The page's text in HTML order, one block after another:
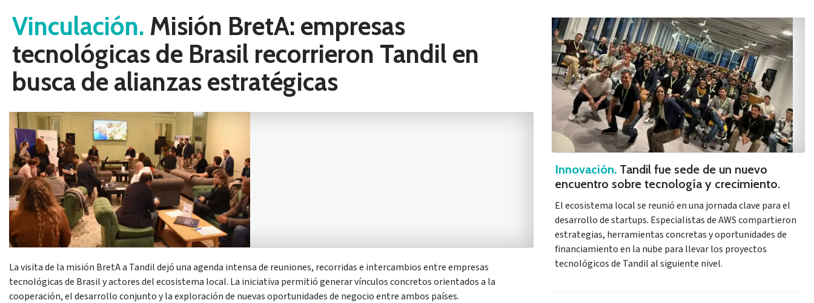
Vinculación. Misión BretA: empresas
tecnológicas de Brasil recorrieron Tandil en
busca de alianzas estratégicas
La visita de la misión BretA a Tandil dejó una agenda intensa de reuniones, recorridas e intercambios entre empresas
tecnológicas de Brasil y actores del ecosistema local. La iniciativa permitió generar vínculos concretos orientados a la
cooperación, el desarrollo conjunto y la exploración de nuevas oportunidades de negocio entre ambos países.
Innovación.Tandil fue sede de un nuevo
encuentro sobre tecnología y crecimiento.
El ecosistema local se reunió en una jornada clave para el
desarrollo de startups. Especialistas de AWS compartieron
estrategias, herramientas concretas y oportunidades de
financiamiento en la nube para llevar los proyectos
tecnológicos de Tandil al siguiente nivel.